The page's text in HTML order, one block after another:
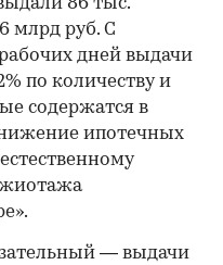
86 тыс.
млрд руб. С
дней выдачи
по количеству и
содержатся в
ипотечных
— выдачи